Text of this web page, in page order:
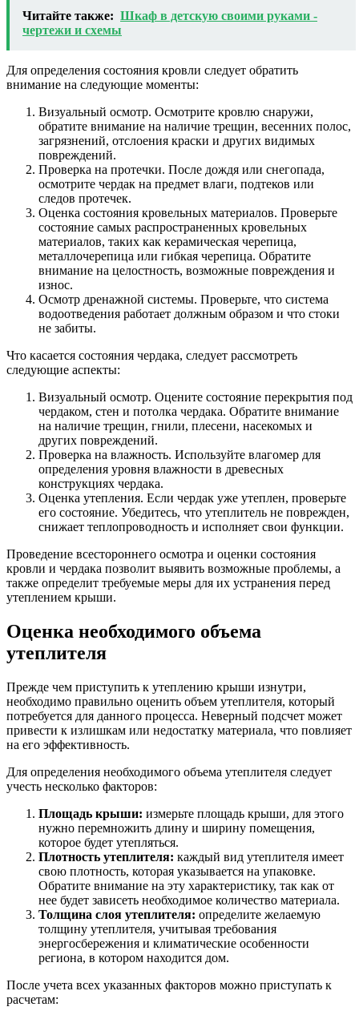
Читайте также: Шкаф в детскую своими руками -
чертежи и схемы
Для определения состояния кровли следует обратить
внимание на следующие моменты:
Визуальный осмотр. Осмотрите кровлю снаружи,
обратите внимание на наличие трещин, весенних полос,
загрязнений, отслоения краски и других видимых
повреждений.
Проверка на протечки. После дождя или снегопада,
осмотрите чердак на предмет влаги, подтеков или
следов протечек.
Оценка состояния кровельных материалов. Проверьте
состояние самых распространенных кровельных
материалов, таких как керамическая черепица,
металлочерепица или гибкая черепица. Обратите
внимание на целостность, возможные повреждения и
износ.
Осмотр дренажной системы. Проверьте, что система
водоотведения работает должным образом и что стоки
не забиты.
Что касается состояния чердака, следует рассмотреть
следующие аспекты:
Визуальный осмотр. Оцените состояние перекрытия под
чердаком, стен и потолка чердака. Обратите внимание
на наличие трещин, гнили, плесени, насекомых и
других повреждений.
Проверка на влажность. Используйте влагомер для
определения уровня влажности в древесных
конструкциях чердака.
Оценка утепления. Если чердак уже утеплен, проверьте
его состояние. Убедитесь, что утеплитель не поврежден,
снижает теплопроводность и исполняет свои функции.
Проведение всестороннего осмотра и оценки состояния
кровли и чердака позволит выявить возможные проблемы, а
также определит требуемые меры для их устранения перед
утеплением крыши.
Оценка необходимого объема
утеплителя
Прежде чем приступить к утеплению крыши изнутри,
необходимо правильно оценить объем утеплителя, который
потребуется для данного процесса. Неверный подсчет может
привести к излишкам или недостатку материала, что повлияет
на его эффективность.
Для определения необходимого объема утеплителя следует
учесть несколько факторов:
Площадь крыши: измерьте площадь крыши, для этого
нужно перемножить длину и ширину помещения,
которое будет утепляться.
Плотность утеплителя: каждый вид утеплителя имеет
свою плотность, которая указывается на упаковке.
Обратите внимание на эту характеристику, так как от
нее будет зависеть необходимое количество материала.
Толщина слоя утеплителя: определите желаемую
толщину утеплителя, учитывая требования
энергосбережения и климатические особенности
региона, в котором находится дом.
После учета всех указанных факторов можно приступать к
расчетам: